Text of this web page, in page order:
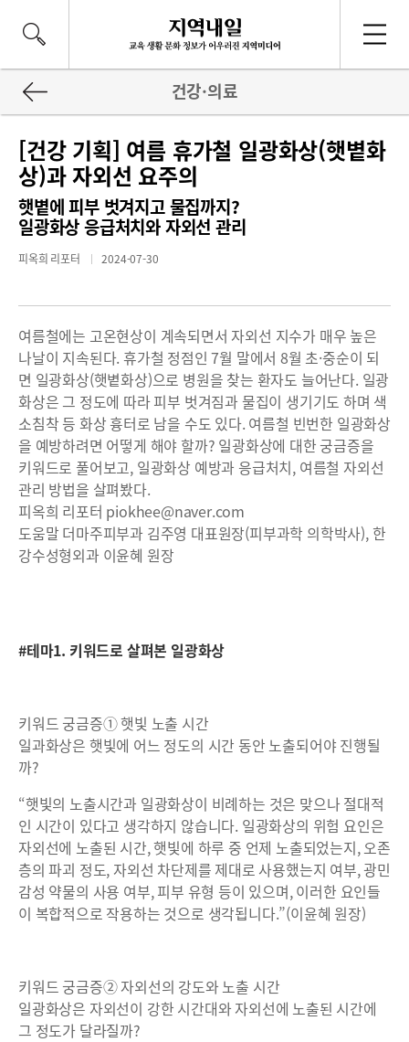
건강·의료
[건강 기획] 여름 휴가철 일광화상(햇볕화
상)과 자외선 요주의
햇볕에 피부 벗겨지고 물집까지?
일광화상 응급처치와 자외선 관리
피옥희 리포터 2024-07-30
여름철에는 고온현상이 계속되면서 자외선 지수가 매우 높은
나날이 지속된다. 휴가철 정점인 7월 말에서 8월 초·중순이 되
면 일광화상(햇볕화상)으로 병원을 찾는 환자도 늘어난다. 일광
화상은 그 정도에 따라 피부 벗겨짐과 물집이 생기기도 하며 색
소침착 등 화상 흉터로 남을 수도 있다. 여름철 빈번한 일광화상
을 예방하려면 어떻게 해야 할까? 일광화상에 대한 궁금증을
키워드로 풀어보고, 일광화상 예방과 응급처치, 여름철 자외선
관리 방법을 살펴봤다.
피옥희 리포터 piokhee@naver.com
도움말 더마주피부과 김주영 대표원장(피부과학 의학박사), 한
강수성형외과 이윤혜 원장
#테마1. 키워드로 살펴본 일광화상
키워드 궁금증① 햇빛 노출 시간
일과화상은 햇빛에 어느 정도의 시간 동안 노출되어야 진행될
까?
“햇빛의 노출시간과 일광화상이 비례하는 것은 맞으나 절대적
인 시간이 있다고 생각하지 않습니다. 일광화상의 위험 요인은
자외선에 노출된 시간, 햇빛에 하루 중 언제 노출되었는지, 오존
층의 파괴 정도, 자외선 차단제를 제대로 사용했는지 여부, 광민
감성 약물의 사용 여부, 피부 유형 등이 있으며, 이러한 요인들
이 복합적으로 작용하는 것으로 생각됩니다.”(이윤혜 원장)
키워드 궁금증② 자외선의 강도와 노출 시간
일광화상은 자외선이 강한 시간대와 자외선에 노출된 시간에
그 정도가 달라질까?